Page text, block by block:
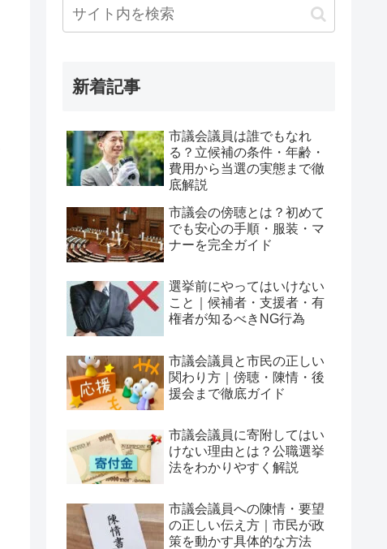
新着記事
市議会議員は誰でもなれ
る？立候補の条件・年齢・
費用から当選の実態まで徹
底解説
市議会の傍聴とは？初めて
でも安心の手順・服装・マ
ナーを完全ガイド
選挙前にやってはいけない
こと｜候補者・支援者・有
権者が知るべきNG行為
市議会議員と市民の正しい
関わり方｜傍聴・陳情・後
援会まで徹底ガイド
市議会議員に寄附してはい
けない理由とは？公職選挙
法をわかりやすく解説
市議会議員への陳情・要望
の正しい伝え方｜市民が政
策を動かす具体的な方法